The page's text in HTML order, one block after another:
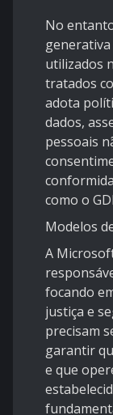
No
utilizados
tratados
adota
dados,
pessoais
como o
Modelos
A
focando
justiça e
precisam
garantir
e que